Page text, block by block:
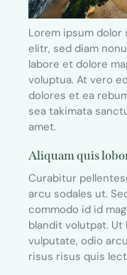
Lorem ipsum
elitr, sed diam
labore et dolore
voluptua. At vero
dolores et ea
sea takimata
amet.
Aliquam quis
Curabitur
arcu sodales ut.
commodo id id
blandit volutpat.
vulputate, odio
risus risus quis